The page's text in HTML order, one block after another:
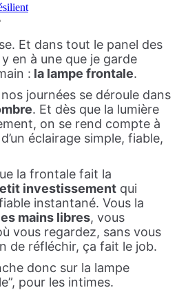
Et dans tout le panel des
en à une que je garde
: la lampe frontale.
journées se déroule dans
. Et dès que la lumière
on se rend compte à
éclairage simple, fiable,
la frontale fait la
investissement qui
instantané. Vous la
mains libres, vous
vous regardez, sans vous
de réfléchir, ça fait le job.
donc sur la lampe
pour les intimes.